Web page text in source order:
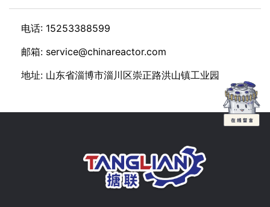
电话: 15253388599
邮箱: service@chinareactor.com
地址: 山东省淄博市淄川区崇正路洪山镇工业园